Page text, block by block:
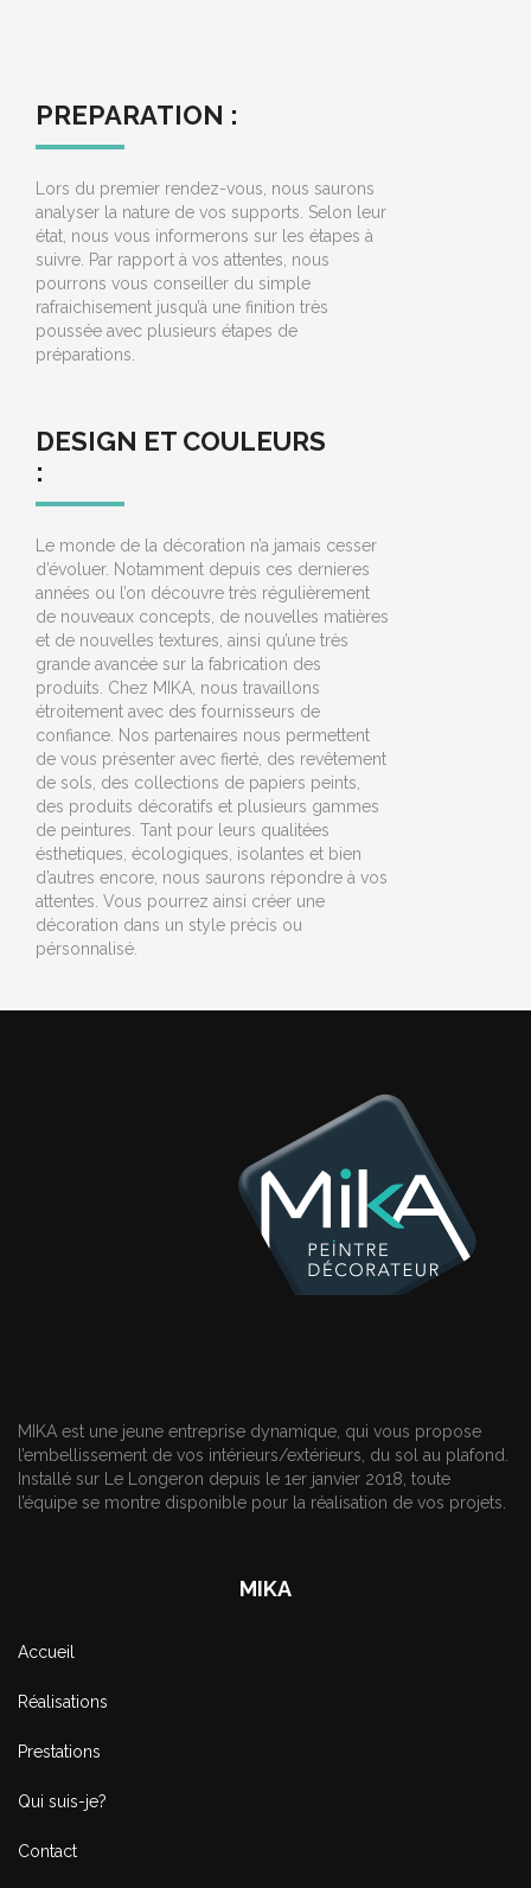
PREPARATION :
Lors du premier rendez-vous, nous saurons
analyser la nature de vos supports. Selon leur
état, nous vous informerons sur les étapes à
suivre. Par rapport à vos attentes, nous
pourrons vous conseiller du simple
rafraichisement jusqu’à une finition très
poussée avec plusieurs étapes de
préparations.
DESIGN ET COULEURS
:
Le monde de la décoration n’a jamais cesser
d’évoluer. Notamment depuis ces dernieres
années ou l’on découvre très régulièrement
de nouveaux concepts, de nouvelles matières
et de nouvelles textures, ainsi qu’une très
grande avancée sur la fabrication des
produits. Chez MIKA, nous travaillons
étroitement avec des fournisseurs de
confiance. Nos partenaires nous permettent
de vous présenter avec fierté, des revêtement
de sols, des collections de papiers peints,
des produits décoratifs et plusieurs gammes
de peintures. Tant pour leurs qualitées
ésthetiques, écologiques, isolantes et bien
d’autres encore, nous saurons répondre à vos
attentes. Vous pourrez ainsi créer une
décoration dans un style précis ou
pérsonnalisé.
MIKA est une jeune entreprise dynamique, qui vous propose
l’embellissement de vos intérieurs/extérieurs, du sol au plafond.
Installé sur Le Longeron depuis le 1er janvier 2018, toute
l’équipe se montre disponible pour la réalisation de vos projets.
MIKA
Accueil
Réalisations
Prestations
Qui suis-je?
Contact